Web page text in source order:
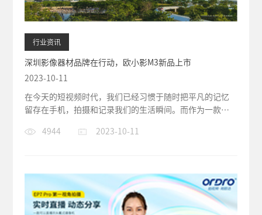
行业资讯
深圳影像器材品牌在行动，欧小影M3新品上市
2023-10-11
在今天的短视频时代，我们已经习惯于随时把平凡的记忆
留存在手机，拍摄和记录我们的生活瞬间。而作为一款性
4944
2023-10-11